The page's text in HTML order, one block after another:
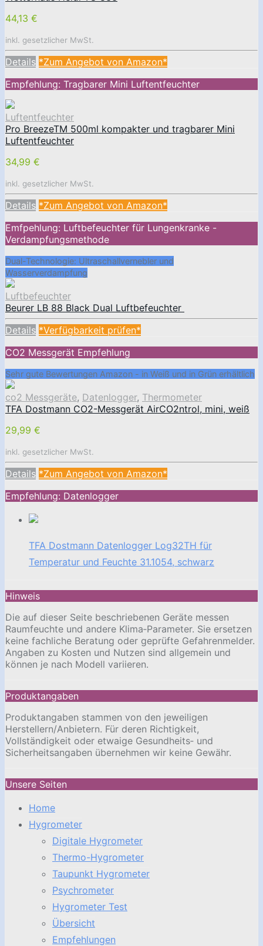
44,13 €
inkl. gesetzlicher MwSt.
Details *Zum Angebot von Amazon*
Empfehlung: Tragbarer Mini Luftentfeuchter
Luftentfeuchter
Pro BreezeTM 500ml kompakter und tragbarer Mini
Luftentfeuchter
34,99 €
inkl. gesetzlicher MwSt.
Details *Zum Angebot von Amazon*
Emfpehlung: Luftbefeuchter für Lungenkranke -
Verdampfungsmethode
Dual-Technologie: Ultraschallvernebler und
Wasserverdampfung
Luftbefeuchter
Beurer LB 88 Black Dual Luftbefeuchter
Details *Verfügbarkeit prüfen*
CO2 Messgerät Empfehlung
Sehr gute Bewertungen Amazon - in Weiß und in Grün erhältlich
co2 Messgeräte, Datenlogger, Thermometer
TFA Dostmann CO2-Messgerät AirCO2ntrol, mini, weiß
29,99 €
inkl. gesetzlicher MwSt.
Details *Zum Angebot von Amazon*
Empfehlung: Datenlogger
TFA Dostmann Datenlogger Log32TH für
Temperatur und Feuchte 31.1054, schwarz
Hinweis
Die auf dieser Seite beschriebenen Geräte messen
Raumfeuchte und andere Klima‑Parameter. Sie ersetzen
keine fachliche Beratung oder geprüfte Gefahrenmelder.
Angaben zu Kosten und Nutzen sind allgemein und
können je nach Modell variieren.
Produktangaben
Produktangaben stammen von den jeweiligen
Herstellern/Anbietern. Für deren Richtigkeit,
Vollständigkeit oder etwaige Gesundheits‑ und
Sicherheitsangaben übernehmen wir keine Gewähr.
Unsere Seiten
Home
Hygrometer
Digitale Hygrometer
Thermo-Hygrometer
Taupunkt Hygrometer
Psychrometer
Hygrometer Test
Übersicht
Empfehlungen